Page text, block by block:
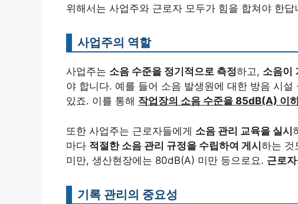
위해서는 사업주와 근로자 모두가 힘을 합쳐야 한답
사업주의 역할
사업주는 소음 수준을 정기적으로 측정하고, 소음이
야 합니다. 예를 들어 소음 발생원에 대한 방음 시
있죠. 이를 통해 작업장의 소음 수준을 85dB(A) 이
또한 사업주는 근로자들에게 소음 관리 교육을 실시
마다 적절한 소음 관리 규정을 수립하여 게시하는 것
미만, 생산현장에는 80dB(A) 미만 등으로요. 근로
기록 관리의 중요성